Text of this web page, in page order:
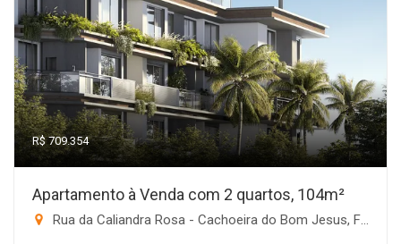
R$ 709.354
Apartamento à Venda com 2 quartos, 104m²
Rua da Caliandra Rosa - Cachoeira do Bom Jesus, Florianópolis-SC